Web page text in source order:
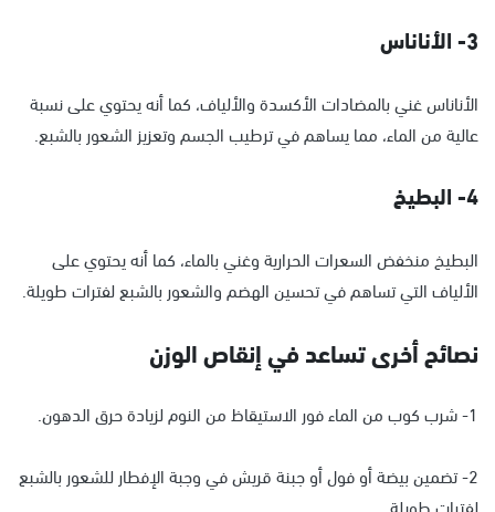
3- الأناناس
الأناناس غني بالمضادات الأكسدة والألياف، كما أنه يحتوي على نسبة
عالية من الماء، مما يساهم في ترطيب الجسم وتعزيز الشعور بالشبع.
4- البطيخ
البطيخ منخفض السعرات الحرارية وغني بالماء، كما أنه يحتوي على
الألياف التي تساهم في تحسين الهضم والشعور بالشبع لفترات طويلة.
نصائح أخرى تساعد في إنقاص الوزن
1- شرب كوب من الماء فور الاستيقاظ من النوم لزيادة حرق الدهون.
2- تضمين بيضة أو فول أو جبنة قريش في وجبة الإفطار للشعور بالشبع